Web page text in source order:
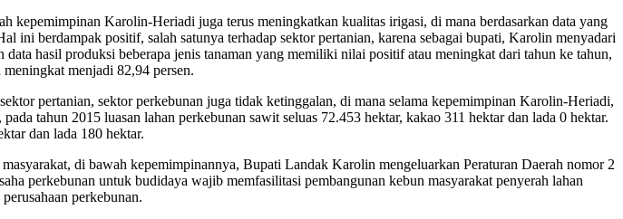
kepemimpinan Karolin-Heriadi juga terus meningkatkan kualitas irigasi, di mana berdasarkan data yang
ini berdampak positif, salah satunya terhadap sektor pertanian, karena sebagai bupati, Karolin menyadari
hasil produksi beberapa jenis tanaman yang memiliki nilai positif atau meningkat dari tahun ke tahun,
menjadi 82,94 persen.
pertanian, sektor perkebunan juga tidak ketinggalan, di mana selama kepemimpinan Karolin-Heriadi,
tahun 2015 luasan lahan perkebunan sawit seluas 72.453 hektar, kakao 311 hektar dan lada 0 hektar.
dan lada 180 hektar.
di bawah kepemimpinannya, Bupati Landak Karolin mengeluarkan Peraturan Daerah nomor 2
perkebunan untuk budidaya wajib memfasilitasi pembangunan kebun masyarakat penyerah lahan
perkebunan.